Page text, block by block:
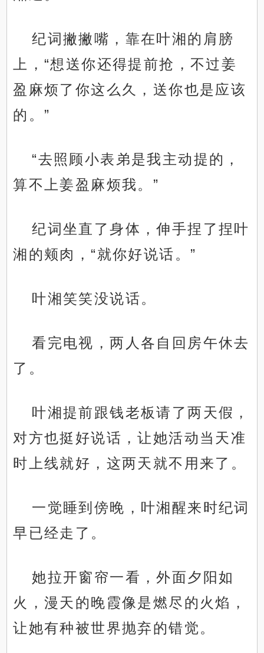
纪词撇撇嘴，靠在叶湘的肩膀
上，“想送你还得提前抢，不过姜
盈麻烦了你这么久，送你也是应该
的。”
“去照顾小表弟是我主动提的，
算不上姜盈麻烦我。”
纪词坐直了身体，伸手捏了捏叶
湘的颊肉，“就你好说话。”
叶湘笑笑没说话。
看完电视，两人各自回房午休去
了。
叶湘提前跟钱老板请了两天假，
对方也挺好说话，让她活动当天准
时上线就好，这两天就不用来了。
一觉睡到傍晚，叶湘醒来时纪词
早已经走了。
她拉开窗帘一看，外面夕阳如
火，漫天的晚霞像是燃尽的火焰，
让她有种被世界抛弃的错觉。